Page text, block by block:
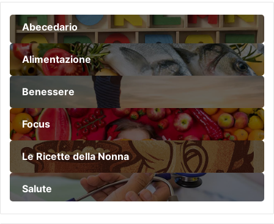
Abecedario
Alimentazione
Benessere
Focus
Le Ricette della Nonna
Salute